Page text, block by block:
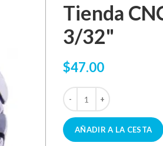
Tienda
3/32"
$47.00
AÑADIR A LA CESTA